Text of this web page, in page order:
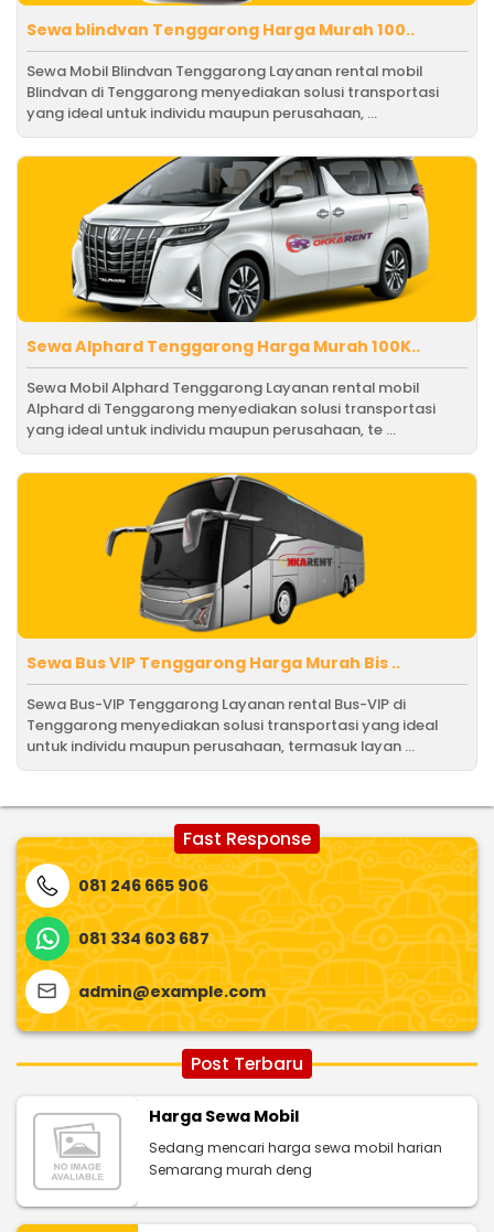
Sewa blindvan Tenggarong Harga Murah 100..
Sewa Mobil Blindvan Tenggarong Layanan rental mobil
Blindvan di Tenggarong menyediakan solusi transportasi
yang ideal untuk individu maupun perusahaan, ...
Sewa Alphard Tenggarong Harga Murah 100K..
Sewa Mobil Alphard Tenggarong Layanan rental mobil
Alphard di Tenggarong menyediakan solusi transportasi
yang ideal untuk individu maupun perusahaan, te ...
Sewa Bus VIP Tenggarong Harga Murah Bis ..
Sewa Bus-VIP Tenggarong Layanan rental Bus-VIP di
Tenggarong menyediakan solusi transportasi yang ideal
untuk individu maupun perusahaan, termasuk layan ...
Fast Response
081 246 665 906
081 334 603 687
admin@example.com
Post Terbaru
Harga Sewa Mobil
Sedang mencari harga sewa mobil harian
Semarang murah deng